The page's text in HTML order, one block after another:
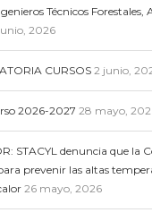
Técnicos Forestales,
2026
CURSOS 2 junio,
2026-2027 28 mayo,
STACYL denuncia que la
prevenir las altas
26 mayo, 2026